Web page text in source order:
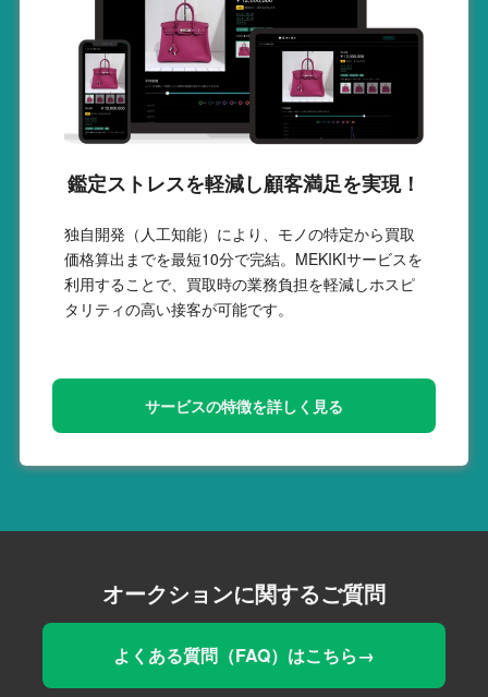
鑑定ストレスを軽減し顧客満足を実現！
独自開発（人工知能）により、モノの特定から買取
価格算出までを最短10分で完結。MEKIKIサービスを
利用することで、買取時の業務負担を軽減しホスピ
タリティの高い接客が可能です。
サービスの特徴を詳しく見る
オークションに関するご質問
よくある質問（FAQ）はこちら→